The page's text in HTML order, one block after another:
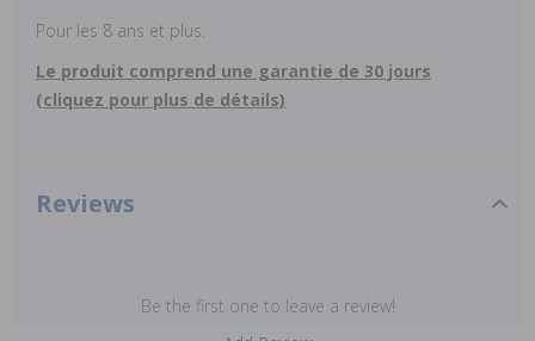
Pour les 8 ans et plus.
Le produit comprend une garantie de 30 jours
(cliquez pour plus de détails)
Reviews
Be the first one to leave a review!